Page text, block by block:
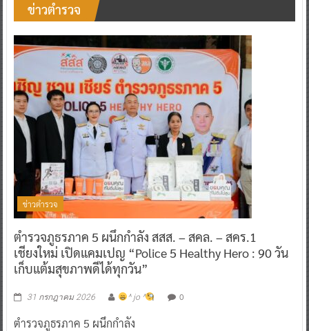
ข่าวตำรวจ
ข่าวตำรวจ
ตำรวจภูธรภาค 5 ผนึกกำลัง สสส. – สคล. – สคร.1
เชียงใหม่ เปิดแคมเปญ “Police 5 Healthy Hero : 90 วัน
เก็บแต้มสุขภาพดีได้ทุกวัน”
31 กรกฎาคม 2026 ^ jo ^ 0
ตำรวจภูธรภาค 5 ผนึกกำลัง